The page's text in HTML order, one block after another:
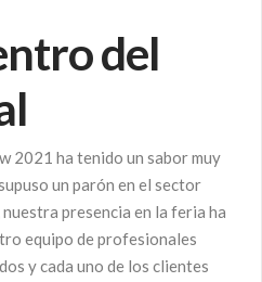
del
2021 ha tenido un sabor muy
un parón en el sector
presencia en la feria ha
equipo de profesionales
y cada uno de los clientes